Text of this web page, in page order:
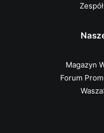
Magazyn
Forum